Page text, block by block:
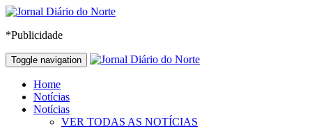
*Publicidade
Toggle navigation
Home
Notícias
Notícias
VER TODAS AS NOTÍCIAS